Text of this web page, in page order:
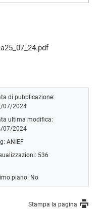
di pubblicazione:
07/2024
ultima modifica:
07/2024
ANIEF
536
piano: No
Stampa la pagina